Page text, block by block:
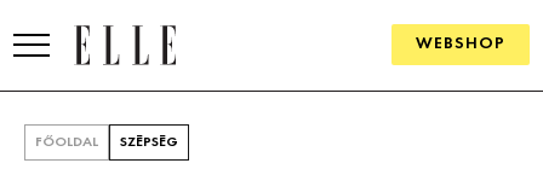
WEBSHOP
FŐOLDAL SZÉPSÉG